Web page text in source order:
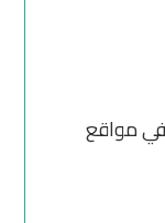
في مواقع